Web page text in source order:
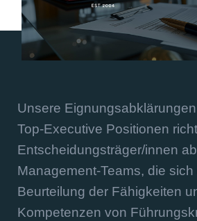
Unsere
Top-Executive Positionen
Entscheidungsträger/innen
Management-Teams, die sich
Beurteilung der Fähigkeiten
Kompetenzen von